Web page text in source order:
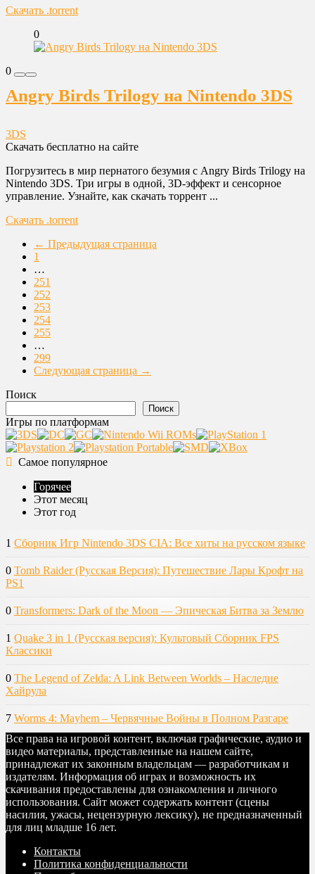
Скачать .torrent
0
0
Angry Birds Trilogy на Nintendo 3DS
3DS
Скачать бесплатно на сайте
Погрузитесь в мир пернатого безумия с Angry Birds Trilogy на
Nintendo 3DS. Три игры в одной, 3D-эффект и сенсорное
управление. Узнайте, как скачать торрент ...
Скачать .torrent
← Предыдущая страница
1
…
251
252
253
254
255
…
299
Следующая страница →
Поиск
Поиск
Игры по платформам
Самое популярное
Горячее
Этот месяц
Этот год
1 Сборник Игр Nintendo 3DS CIA: Все хиты на русском языке
0 Tomb Raider (Русская Версия): Путешествие Лары Крофт на
PS1
0 Transformers: Dark of the Moon — Эпическая Битва за Землю
1 Quake 3 in 1 (Русская версия): Культовый Сборник FPS
Классики
0 The Legend of Zelda: A Link Between Worlds – Наследие
Хайрула
7 Worms 4: Mayhem – Червячные Войны в Полном Разгаре
Все права на игровой контент, включая графические, аудио и
видео материалы, представленные на нашем сайте,
принадлежат их законным владельцам — разработчикам и
издателям. Информация об играх и возможность их
скачивания предоставлены для ознакомления и личного
использования. Сайт может содержать контент (сцены
насилия, ужасы, нецензурную лексику), не предназначенный
для лиц младше 16 лет.
Контакты
Политика конфиденциальности